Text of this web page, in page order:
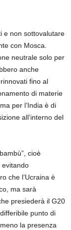
e non sottovalutare
con Mosca
neutrale solo per
anche
fino al
di materie
per l’India è di
all’interno del
cioè
evitando
che l’Ucraina è
ma sarà
presiederà il G20
punto di
la presenza